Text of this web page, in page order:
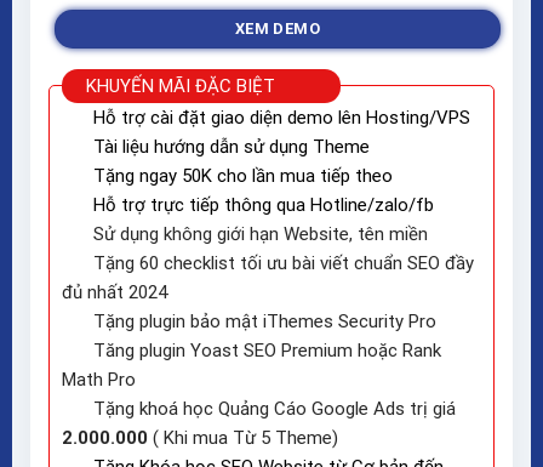
700.000₫.
tại
là:
350.000₫.
XEM DEMO
KHUYẾN MÃI ĐẶC BIỆT
Hỗ trợ cài đặt giao diện demo lên Hosting/VPS
Tài liệu hướng dẫn sử dụng Theme
Tặng ngay 50K cho lần mua tiếp theo
Hỗ trợ trực tiếp thông qua Hotline/zalo/fb
Sử dụng không giới hạn Website, tên miền
Tặng 60 checklist tối ưu bài viết chuẩn SEO đầy
đủ nhất 2024
Tặng plugin bảo mật iThemes Security Pro
Tăng plugin Yoast SEO Premium hoặc Rank
Math Pro
Tặng khoá học Quảng Cáo Google Ads trị giá
2.000.000 ( Khi mua Từ 5 Theme)